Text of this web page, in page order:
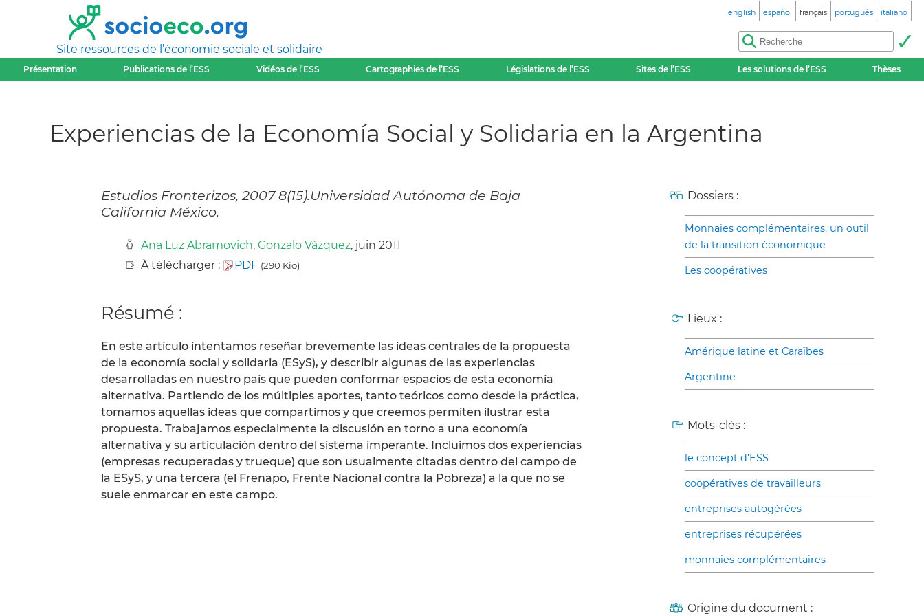
Site ressources de l’économie sociale et solidaire
english español français português italiano
Présentation Publications de l’ESS Vidéos de l’ESS Cartographies de l’ESS Législations de l’ESS Sites de l’ESS Les solutions de l’ESS Thèses
Experiencias de la Economía Social y Solidaria en la Argentina
Estudios Fronterizos, 2007 8(15).Universidad Autónoma de Baja
California México.
Ana Luz Abramovich, Gonzalo Vázquez, juin 2011
À télécharger :
PDF (290 Kio)
Résumé :
En este artículo intentamos reseñar brevemente las ideas centrales de la propuesta
de la economía social y solidaria (ESyS), y describir algunas de las experiencias
desarrolladas en nuestro país que pueden conformar espacios de esta economía
alternativa. Partiendo de los múltiples aportes, tanto teóricos como desde la práctica,
tomamos aquellas ideas que compartimos y que creemos permiten ilustrar esta
propuesta. Trabajamos especialmente la discusión en torno a una economía
alternativa y su articulación dentro del sistema imperante. Incluimos dos experiencias
(empresas recuperadas y trueque) que son usualmente citadas dentro del campo de
la ESyS, y una tercera (el Frenapo, Frente Nacional contra la Pobreza) a la que no se
suele enmarcar en este campo.
Dossiers :
Monnaies complémentaires, un outil
de la transition économique
Les coopératives
Lieux :
Amérique latine et Caraïbes
Argentine
Mots-clés :
le concept d’ESS
coopératives de travailleurs
entreprises autogérées
entreprises récupérées
monnaies complémentaires
Origine du document :